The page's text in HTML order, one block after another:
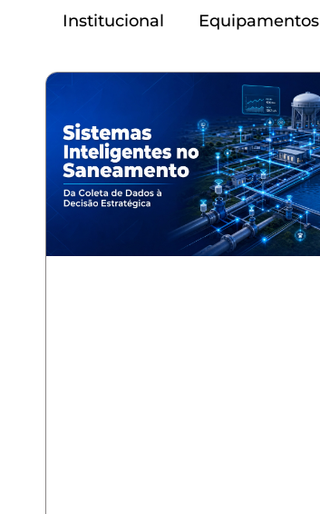
Institucional Equipamentos